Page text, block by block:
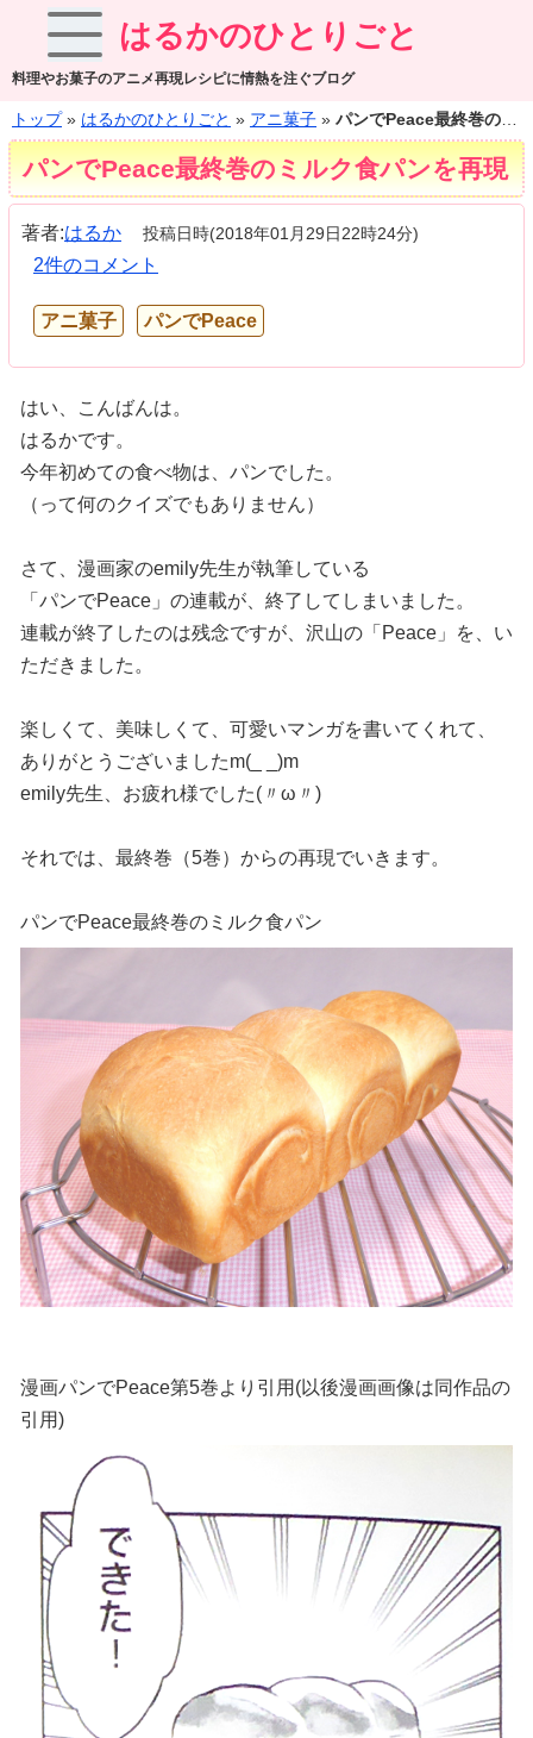
はるかのひとりごと
料理やお菓子のアニメ再現レシピに情熱を注ぐブログ
トップ» はるかのひとりごと » アニ菓子 » パンでPeace最終巻のミルク食パンを再現
パンでPeace最終巻のミルク食パンを再現
著者:はるか 投稿日時(2018年01月29日22時24分)
2件のコメント
アニ菓子 パンでPeace
はい、こんばんは。
はるかです。
今年初めての食べ物は、パンでした。
（って何のクイズでもありません）
さて、漫画家のemily先生が執筆している
「パンでPeace」の連載が、終了してしまいました。
連載が終了したのは残念ですが、沢山の「Peace」を、い
ただきました。
楽しくて、美味しくて、可愛いマンガを書いてくれて、
ありがとうございましたm(_ _)m
emily先生、お疲れ様でした(〃ω〃)
それでは、最終巻（5巻）からの再現でいきます。
パンでPeace最終巻のミルク食パン
漫画パンでPeace第5巻より引用(以後漫画画像は同作品の
引用)